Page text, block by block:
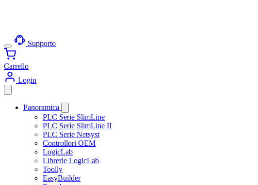
Supporto
Carrello
Login
Panoramica
PLC Serie SlimLine
PLC Serie SlimLine II
PLC Serie Netsyst
Controllori OEM
LogicLab
Librerie LogicLab
Toolly
EasyBuilder